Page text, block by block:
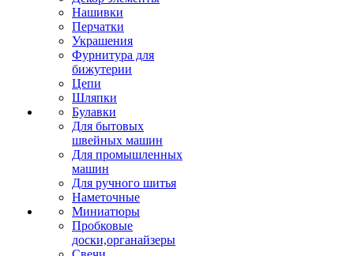
Нашивки
Перчатки
Украшения
Фурнитура для
бижутерии
Цепи
Шляпки
Булавки
Для бытовых
швейных машин
Для промышленных
машин
Для ручного шитья
Наметочные
Миниатюры
Пробковые
доски,органайзеры